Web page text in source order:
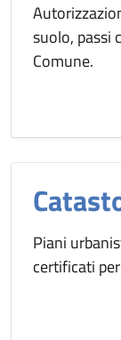
suolo, passi
Comune.
Piani
certificati